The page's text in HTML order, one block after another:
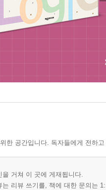
한 공간입니다. 독자들에게 전하
을 거쳐 이 곳에 게재됩니다.
는 리뷰 쓰기를, 책에 대한 문의는